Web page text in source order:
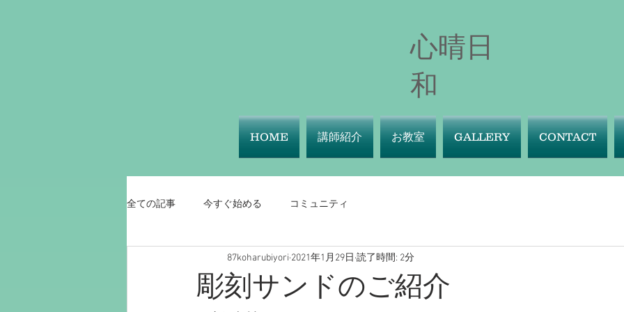
心晴日
和
HOME 講師紹介 お教室 GALLERY CONTACT
全ての記事 今すぐ始める コミュニティ
彫刻サンドのご紹介
87koharubiyori 2021年1月29日 読了時間: 2分